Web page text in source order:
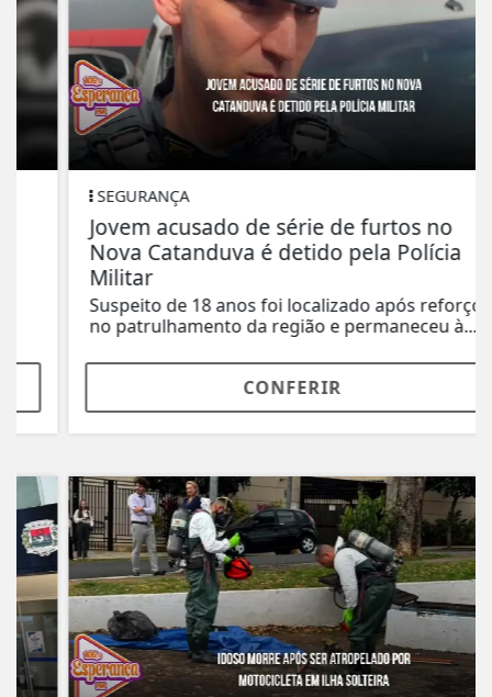
SEGURANÇA
Jovem acusado de série de furtos no
Nova Catanduva é detido pela Polícia
Militar
Suspeito de 18 anos foi localizado após reforço
no patrulhamento da região e permaneceu à...
CONFERIR